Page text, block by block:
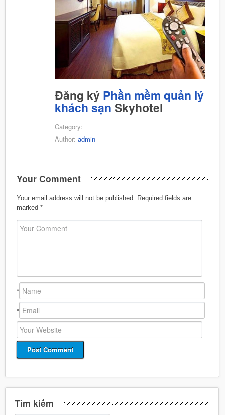
Đăng ký Phần mềm quản lý
khách sạn Skyhotel
Category:
Author: admin
Your Comment
Your email address will not be published.
Required fields are
marked *
*
*
Tìm kiếm